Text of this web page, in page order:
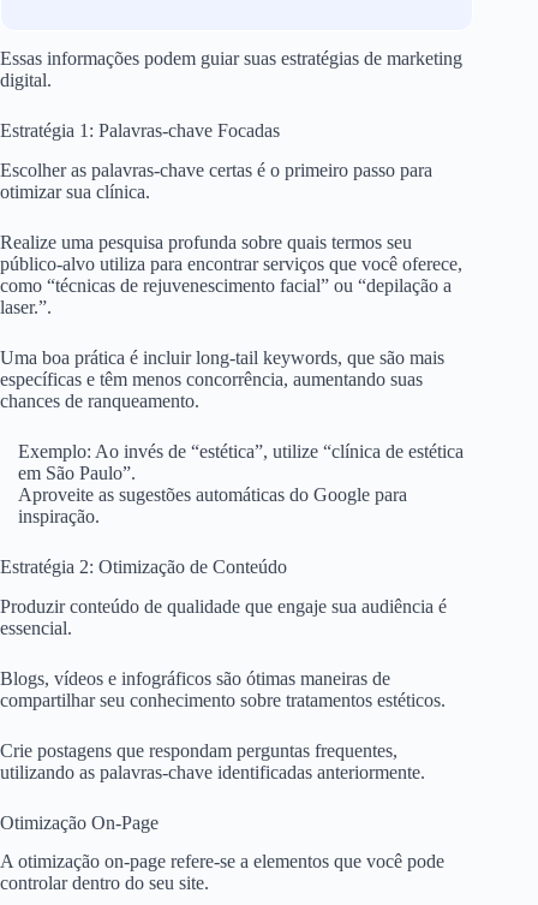
Essas informações podem guiar suas estratégias de marketing
digital.
Estratégia 1: Palavras-chave Focadas
Escolher as palavras-chave certas é o primeiro passo para
otimizar sua clínica.
Realize uma pesquisa profunda sobre quais termos seu
público-alvo utiliza para encontrar serviços que você oferece,
como “técnicas de rejuvenescimento facial” ou “depilação a
laser.”.
Uma boa prática é incluir long-tail keywords, que são mais
específicas e têm menos concorrência, aumentando suas
chances de ranqueamento.
Exemplo: Ao invés de “estética”, utilize “clínica de estética
em São Paulo”.
Aproveite as sugestões automáticas do Google para
inspiração.
Estratégia 2: Otimização de Conteúdo
Produzir conteúdo de qualidade que engaje sua audiência é
essencial.
Blogs, vídeos e infográficos são ótimas maneiras de
compartilhar seu conhecimento sobre tratamentos estéticos.
Crie postagens que respondam perguntas frequentes,
utilizando as palavras-chave identificadas anteriormente.
Otimização On-Page
A otimização on-page refere-se a elementos que você pode
controlar dentro do seu site.